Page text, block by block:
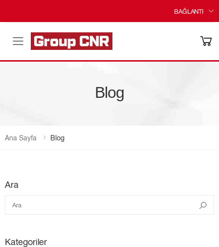
BAĞLANTI
Menü
Blog
Ana Sayfa Blog
Ara
Ara
Ara
Kategoriler